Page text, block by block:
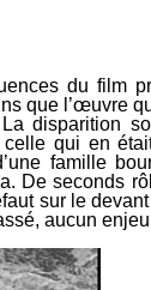
du film
que l’œuvre
disparition
qui en
famille
De seconds
sur le
aucun